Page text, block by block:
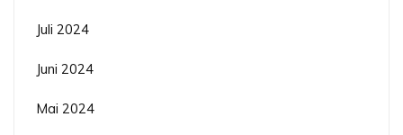
Juli 2024
Juni 2024
Mai 2024